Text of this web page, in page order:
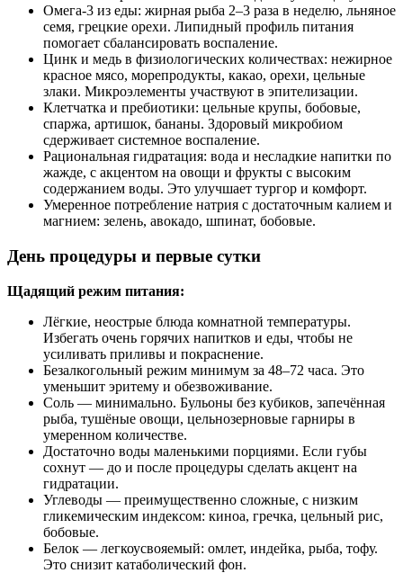
Омега‑3 из еды: жирная рыба 2–3 раза в неделю, льняное
семя, грецкие орехи. Липидный профиль питания
помогает сбалансировать воспаление.
Цинк и медь в физиологических количествах: нежирное
красное мясо, морепродукты, какао, орехи, цельные
злаки. Микроэлементы участвуют в эпителизации.
Клетчатка и пребиотики: цельные крупы, бобовые,
спаржа, артишок, бананы. Здоровый микробиом
сдерживает системное воспаление.
Рациональная гидратация: вода и несладкие напитки по
жажде, с акцентом на овощи и фрукты с высоким
содержанием воды. Это улучшает тургор и комфорт.
Умеренное потребление натрия с достаточным калием и
магнием: зелень, авокадо, шпинат, бобовые.
День процедуры и первые сутки
Щадящий режим питания:
Лёгкие, неострые блюда комнатной температуры.
Избегать очень горячих напитков и еды, чтобы не
усиливать приливы и покраснение.
Безалкогольный режим минимум за 48–72 часа. Это
уменьшит эритему и обезвоживание.
Соль — минимально. Бульоны без кубиков, запечённая
рыба, тушёные овощи, цельнозерновые гарниры в
умеренном количестве.
Достаточно воды маленькими порциями. Если губы
сохнут — до и после процедуры сделать акцент на
гидратации.
Углеводы — преимущественно сложные, с низким
гликемическим индексом: киноа, гречка, цельный рис,
бобовые.
Белок — легкоусвояемый: омлет, индейка, рыба, тофу.
Это снизит катаболический фон.